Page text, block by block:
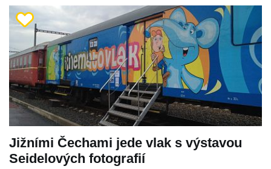
Jižními Čechami jede vlak s výstavou
Seidelových fotografií